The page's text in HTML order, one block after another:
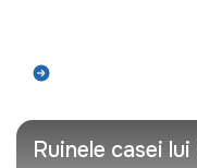
Ruinele casei